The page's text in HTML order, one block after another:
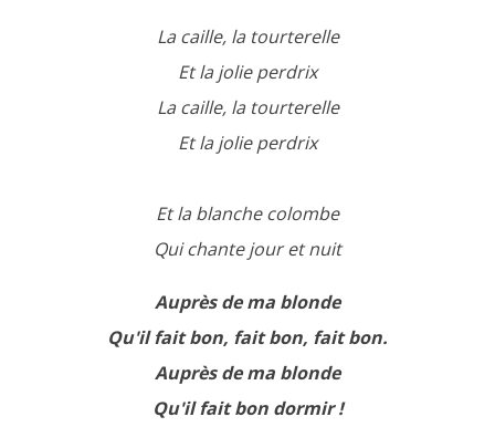
La caille, la tourterelle
Et la jolie perdrix
La caille, la tourterelle
Et la jolie perdrix
Et la blanche colombe
Qui chante jour et nuit
Auprès de ma blonde
Qu'il fait bon, fait bon, fait bon.
Auprès de ma blonde
Qu'il fait bon dormir !